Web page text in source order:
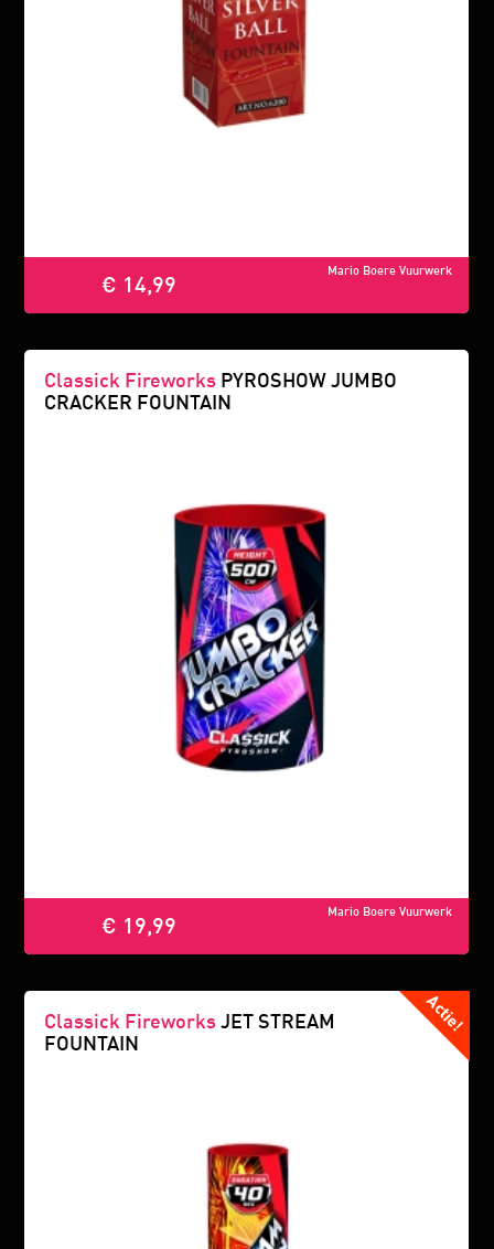
Mario Boere Vuurwerk
€ 14,99
Classick Fireworks PYROSHOW JUMBO
CRACKER FOUNTAIN
Mario Boere Vuurwerk
€ 19,99
Classick Fireworks JET STREAM
FOUNTAIN